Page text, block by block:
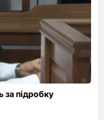
за підробку